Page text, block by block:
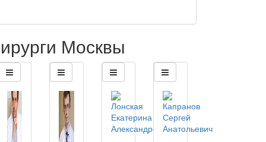
Москвы